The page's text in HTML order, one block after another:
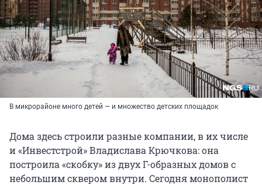
В микрорайоне много детей — и множество детских площадок
Дома здесь строили разные компании, в их числе
и «Инвестстрой» Владислава Крючкова: она
построила «скобку» из двух Г-образных домов с
небольшим сквером внутри. Сегодня монополист